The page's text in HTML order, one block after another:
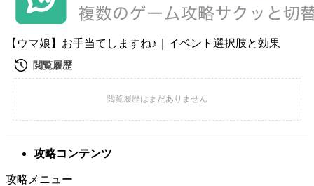
【ウマ娘】お手当てしますね♪｜イベント選択肢と効果
攻略コンテンツ
攻略メニュー